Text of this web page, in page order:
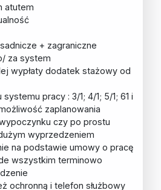
atutem
+ zagraniczne
za system
wypłaty dodatek stażowy od
pracy : 3/1; 4/1; 5/1; 61 i
zaplanowania
czy po prostu
wyprzedzeniem
na podstawie umowy o pracę
wszystkim terminowo
ochronną i telefon służbowy